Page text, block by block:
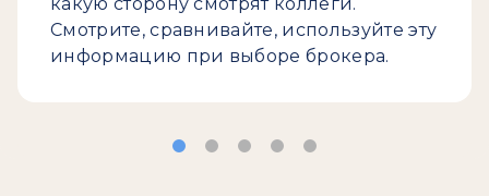
Смотрите, сравнивайте, используйте эту
информацию при выборе брокера.